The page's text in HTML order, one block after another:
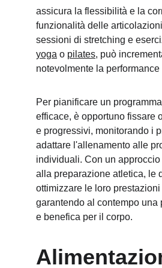
assicura la flessibilità e la
funzionalità delle
sessioni di stretching e
yoga o pilates, può
notevolmente la performance
Per pianificare un
efficace, è opportuno fissare
e progressivi, monitorando i
adattare l'allenamento alle
individuali. Con un approccio
alla preparazione atletica, le
ottimizzare le loro
garantendo al contempo una
e benefica per il corpo.